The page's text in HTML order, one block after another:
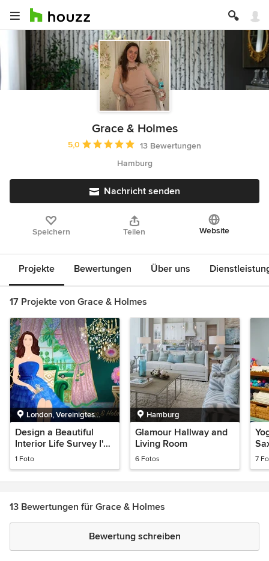
Grace & Holmes
Durchschnittliche Bewertung: 5 von 5 Sternen
5,0
13 Bewertungen
Hamburg
Nachricht senden
Speichern Teilen Website
Projekte Bewertungen Über uns
17 Projekte von Grace & Holmes
London, Vereinigtes
Königreich
Design a Beautiful
Interior Life Survey I'm
looking for successful,
multi-passi
1 Foto
Hamburg
Glamour Hallway and
Living Room
6 Fotos 7
13 Bewertungen für Grace & Holmes
Bewertung schreiben